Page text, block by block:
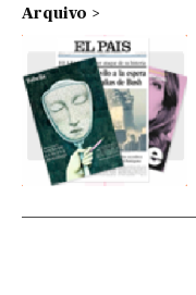
Arquivo